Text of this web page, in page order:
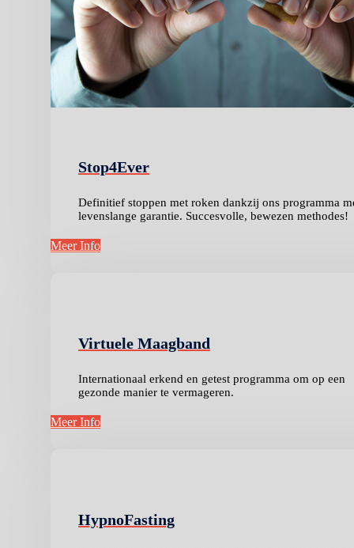
Stop4Ever
Definitief stoppen met roken dankzij ons programma
levenslange garantie. Succesvolle, bewezen methodes!
Meer Info
Virtuele Maagband
Internationaal erkend en getest programma om op een
gezonde manier te vermageren.
Meer Info
HypnoFasting